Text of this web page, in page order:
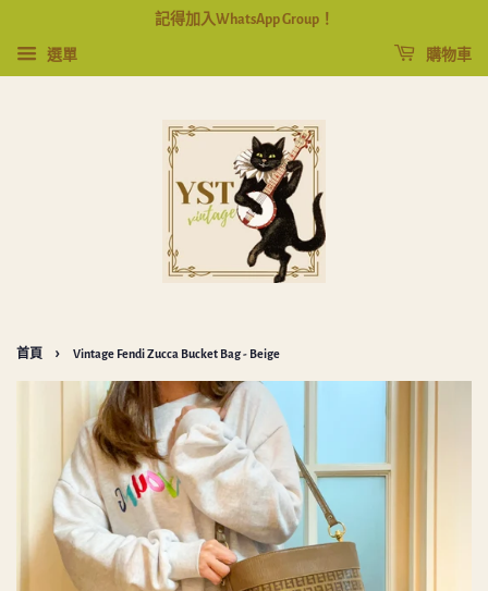
記得加入WhatsApp Group！
選單 購物車
首頁 › Vintage Fendi Zucca Bucket Bag - Beige